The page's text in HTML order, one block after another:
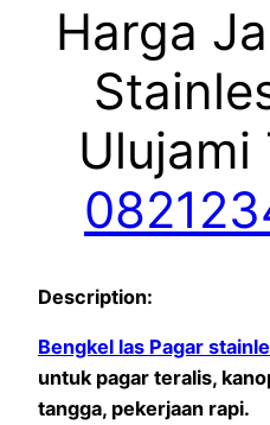
Harga
Ulujami
Description:
Bengkel las Pagar
untuk pagar teralis,
tangga, pekerjaan rapi.